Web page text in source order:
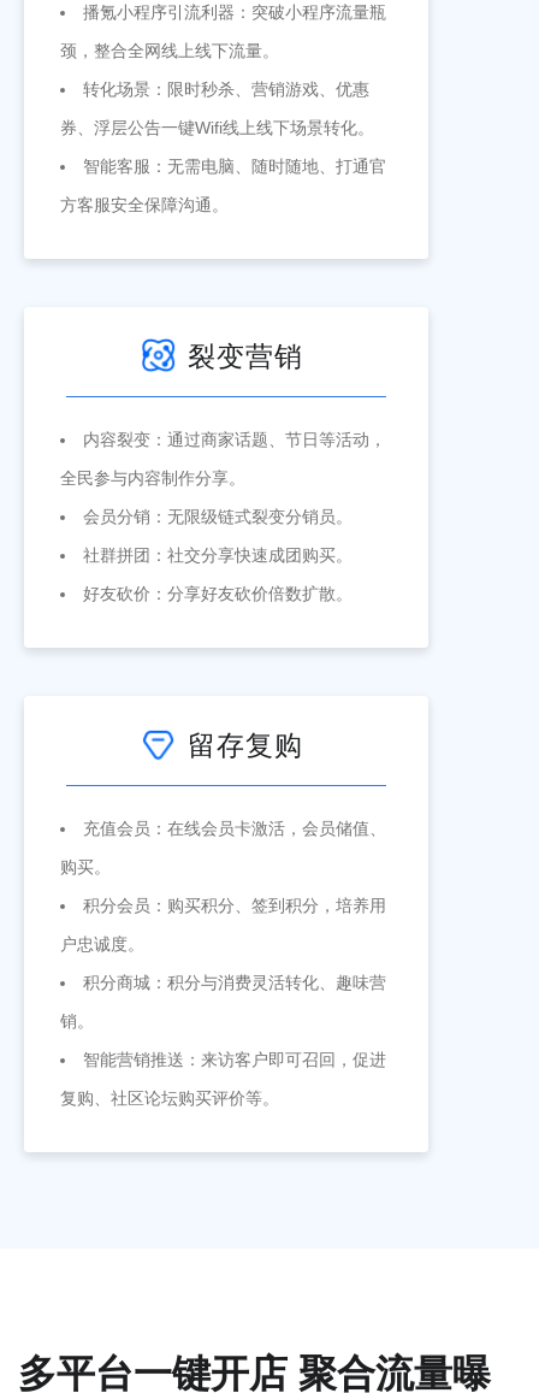
播氪小程序引流利器：突破小程序流量瓶
颈，整合全网线上线下流量。
转化场景：限时秒杀、营销游戏、优惠
券、浮层公告一键Wifi线上线下场景转化。
智能客服：无需电脑、随时随地、打通官
方客服安全保障沟通。
裂变营销
内容裂变：通过商家话题、节日等活动，
全民参与内容制作分享。
会员分销：无限级链式裂变分销员。
社群拼团：社交分享快速成团购买。
好友砍价：分享好友砍价倍数扩散。
留存复购
充值会员：在线会员卡激活，会员储值、
购买。
积分会员：购买积分、签到积分，培养用
户忠诚度。
积分商城：积分与消费灵活转化、趣味营
销。
智能营销推送：来访客户即可召回，促进
复购、社区论坛购买评价等。
多平台一键开店 聚合流量曝